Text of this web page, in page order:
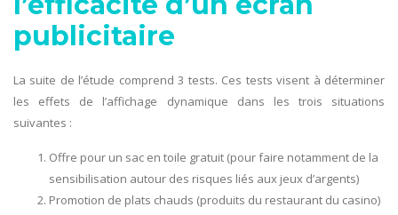
publicitaire
La suite de l’étude comprend 3 tests. Ces tests visent à déterminer
les effets de l’affichage dynamique dans les trois situations
suivantes :
Offre pour un sac en toile gratuit (pour faire notamment de la
sensibilisation autour des risques liés aux jeux d’argents)
Promotion de plats chauds (produits du restaurant du casino)